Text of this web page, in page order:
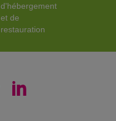
d'hébergement
et de
restauration